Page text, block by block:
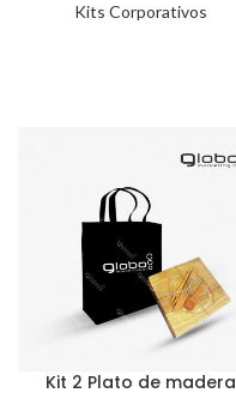
Kits Corporativos
Kit 2 Plato de madera